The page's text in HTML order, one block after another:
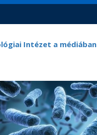
Intézet a médiában